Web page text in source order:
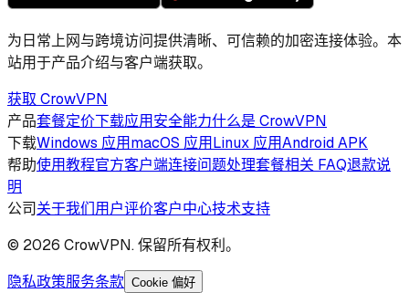
为日常上网与跨境访问提供清晰、可信赖的加密连接体验。本
站用于产品介绍与客户端获取。
获取 CrowVPN
产品套餐定价下载应用安全能力什么是 CrowVPN
下载Windows 应用macOS 应用Linux 应用Android APK
帮助使用教程官方客户端连接问题处理套餐相关 FAQ退款说
明
公司关于我们用户评价客户中心技术支持
© 2026 CrowVPN. 保留所有权利。
隐私政策服务条款 Cookie 偏好